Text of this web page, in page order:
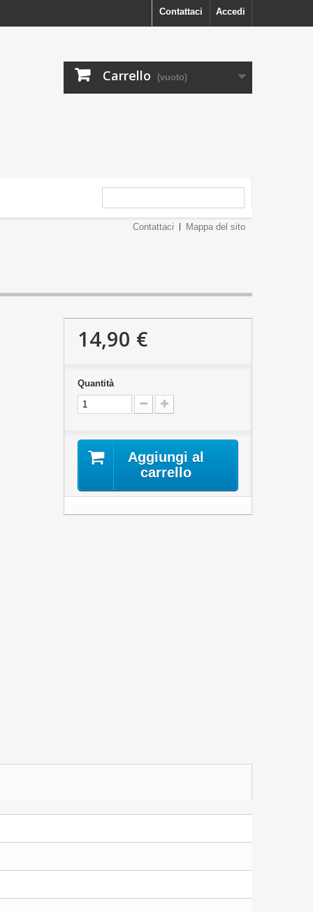
Accedi
Contattaci
Carrello (vuoto)
Contattaci Mappa del sito
14,90 €
Quantità
Aggiungi al
carrello